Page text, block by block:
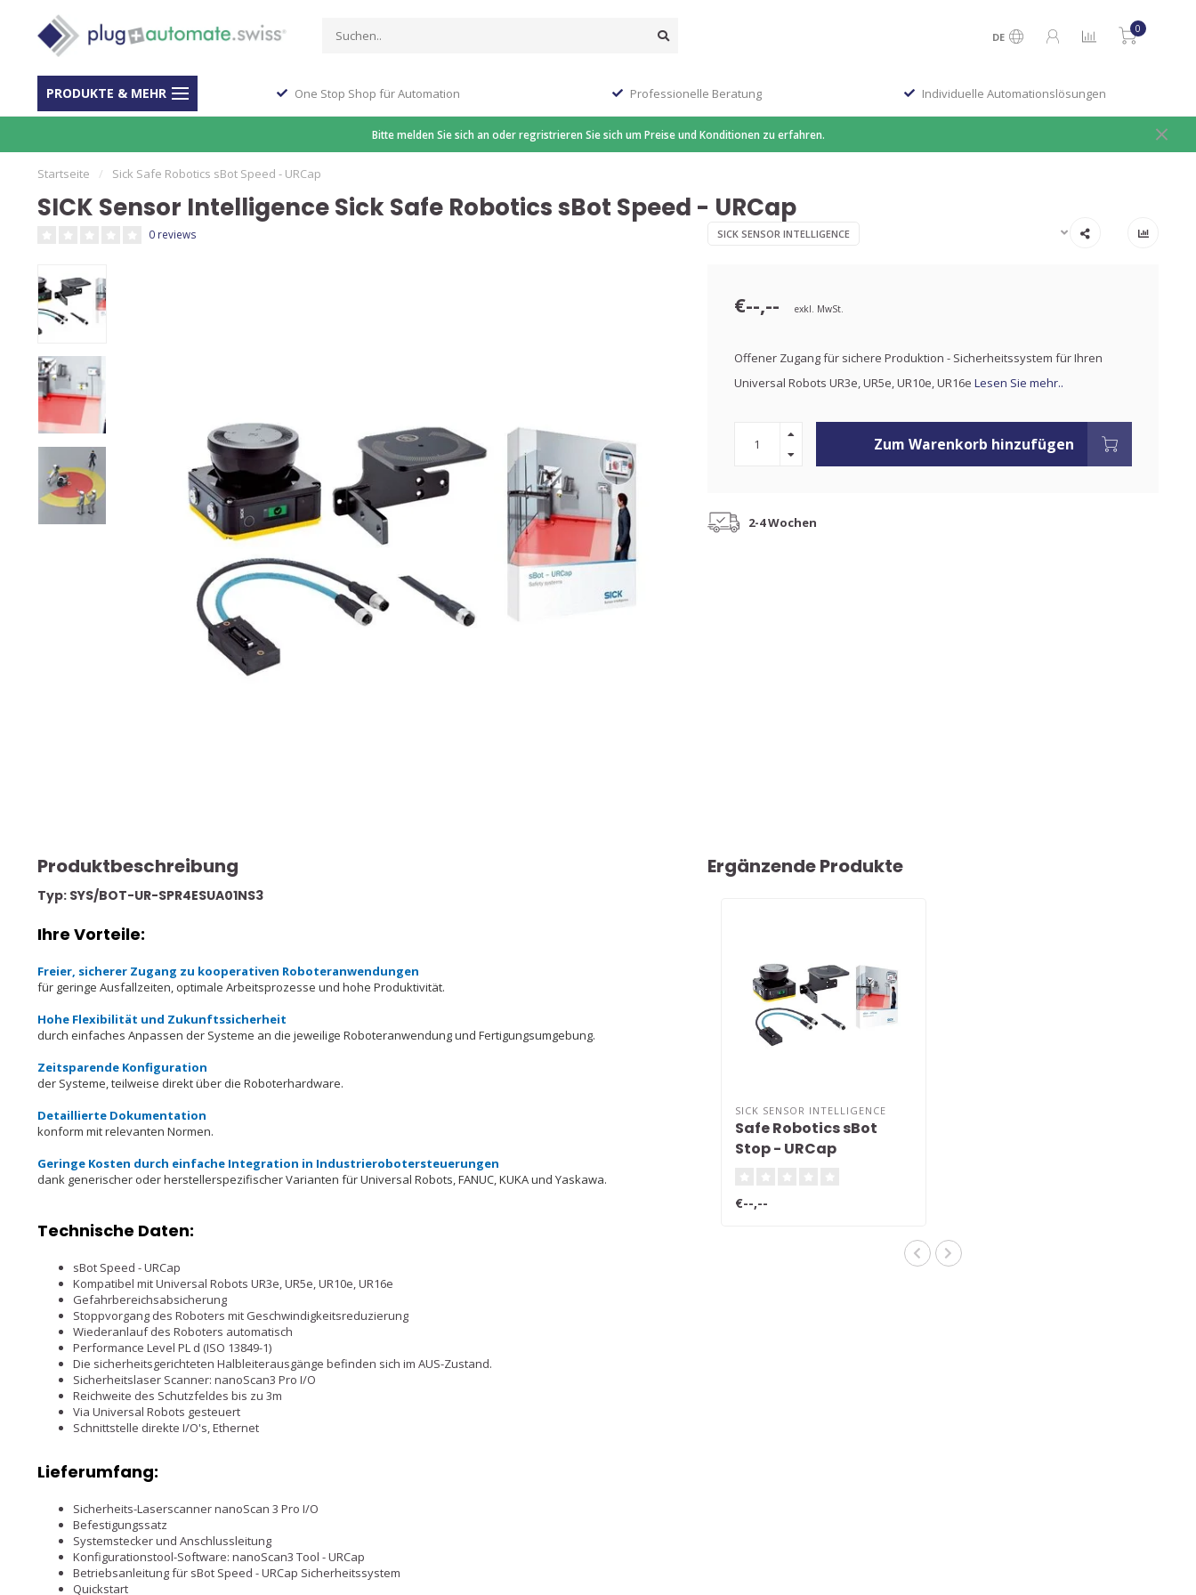
DE
0
PRODUKTE & MEHR
40 Jahre Erfahrung One Stop Shop für Automation Professionelle Beratung Individuelle Automationslösungen
Bitte melden Sie sich an oder regristrieren Sie sich um Preise und Konditionen zu erfahren.
Startseite / Sick Safe Robotics sBot Speed - URCap
SICK Sensor Intelligence Sick Safe Robotics sBot Speed - URCap
0 reviews SICK SENSOR INTELLIGENCE
€--,-- exkl. MwSt.
Offener Zugang für sichere Produktion - Sicherheitssystem für Ihren
Universal Robots UR3e, UR5e, UR10e, UR16e Lesen Sie mehr..
Zum Warenkorb hinzufügen
2-4 Wochen
Produktbeschreibung
Typ: SYS/BOT-UR-SPR4ESUA01NS3
Ihre Vorteile:
Freier, sicherer Zugang zu kooperativen Roboteranwendungen
für geringe Ausfallzeiten, optimale Arbeitsprozesse und hohe Produktivität.
Hohe Flexibilität und Zukunftssicherheit
durch einfaches Anpassen der Systeme an die jeweilige Roboteranwendung und Fertigungsumgebung.
Zeitsparende Konfiguration
der Systeme, teilweise direkt über die Roboterhardware.
Detaillierte Dokumentation
konform mit relevanten Normen.
Geringe Kosten durch einfache Integration in Industrierobotersteuerungen
dank generischer oder herstellerspezifischer Varianten für Universal Robots, FANUC, KUKA und Yaskawa.
Technische Daten:
sBot Speed - URCap
Kompatibel mit Universal Robots UR3e, UR5e, UR10e, UR16e
Gefahrbereichsabsicherung
Stoppvorgang des Roboters mit Geschwindigkeitsreduzierung
Wiederanlauf des Roboters automatisch
Performance Level PL d (ISO 13849-1)
Die sicherheitsgerichteten Halbleiterausgänge befinden sich im AUS-Zustand.
Sicherheitslaser Scanner: nanoScan3 Pro I/O
Reichweite des Schutzfeldes bis zu 3m
Via Universal Robots gesteuert
Schnittstelle direkte I/O's, Ethernet
Lieferumfang:
Sicherheits-Laserscanner nanoScan 3 Pro I/O
Befestigungssatz
Systemstecker und Anschlussleitung
Konfigurationstool-Software: nanoScan3 Tool - URCap
Betriebsanleitung für sBot Speed - URCap Sicherheitssystem
Quickstart
Ergänzende Produkte
SICK SENSOR INTELLIGENCE
Safe Robotics sBot
Stop - URCap
€--,--